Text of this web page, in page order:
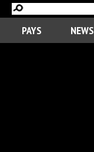
PAYS NEWS